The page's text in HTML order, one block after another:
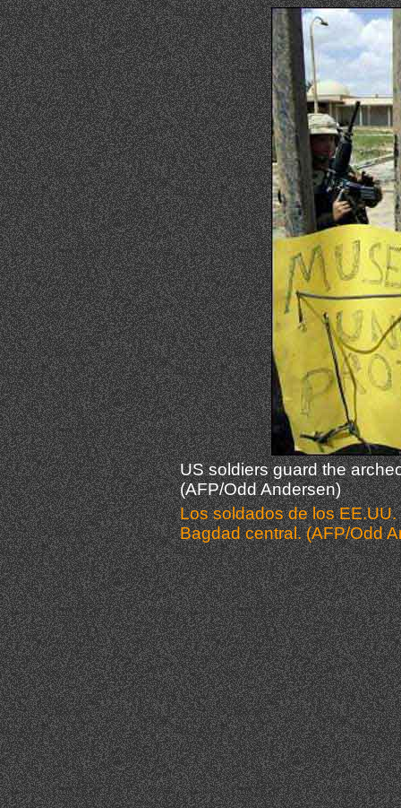
US soldiers guard the
(AFP/Odd Andersen)
Los soldados de los
Bagdad central. (AFP/Odd